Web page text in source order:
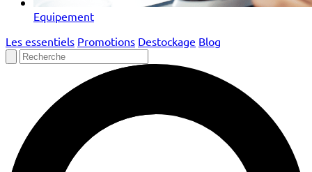
Equipement
Les essentiels Promotions Destockage Blog